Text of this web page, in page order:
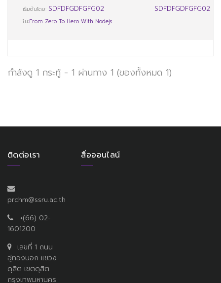
เริ่มต้นโดย: SDFDFGDFGFG02
ใน:From Zero To Hero With Nodejs
SDFDFGDFGFG02
กำลังดู 1 กระทู้ - 1 ผ่านทาง 1 (ของทั้งหมด 1)
ติดต่อเรา
prchm@ssru.ac.th
+(66) 02-
1601200
เลขที่ 1 ถนน
อู่ทองนอก แขวง
ดุสิต เขตดุสิต
กรุงเทพมหานคร
สื่อออนไลน์